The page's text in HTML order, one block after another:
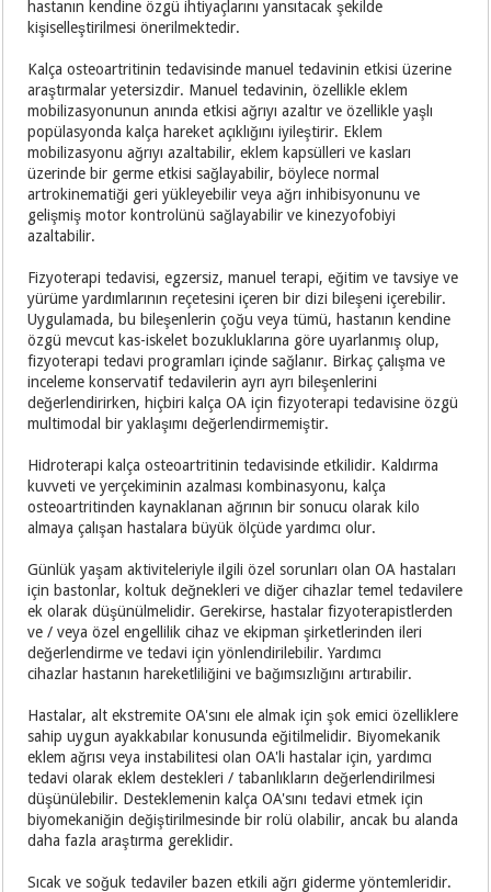
hastanın kendine özgü ihtiyaçlarını yansıtacak şekilde
kişiselleştirilmesi önerilmektedir.
Kalça osteoartritinin tedavisinde manuel tedavinin etkisi üzerine
araştırmalar yetersizdir. Manuel tedavinin, özellikle eklem
mobilizasyonunun anında etkisi ağrıyı azaltır ve özellikle yaşlı
popülasyonda kalça hareket açıklığını iyileştirir. Eklem
mobilizasyonu ağrıyı azaltabilir, eklem kapsülleri ve kasları
üzerinde bir germe etkisi sağlayabilir, böylece normal
artrokinematiği geri yükleyebilir veya ağrı inhibisyonunu ve
gelişmiş motor kontrolünü sağlayabilir ve kinezyofobiyi
azaltabilir.
Fizyoterapi tedavisi, egzersiz, manuel terapi, eğitim ve tavsiye ve
yürüme yardımlarının reçetesini içeren bir dizi bileşeni içerebilir.
Uygulamada, bu bileşenlerin çoğu veya tümü, hastanın kendine
özgü mevcut kas-iskelet bozukluklarına göre uyarlanmış olup,
fizyoterapi tedavi programları içinde sağlanır. Birkaç çalışma ve
inceleme konservatif tedavilerin ayrı ayrı bileşenlerini
değerlendirirken, hiçbiri kalça OA için fizyoterapi tedavisine özgü
multimodal bir yaklaşımı değerlendirmemiştir.
Hidroterapi kalça osteoartritinin tedavisinde etkilidir. Kaldırma
kuvveti ve yerçekiminin azalması kombinasyonu, kalça
osteoartritinden kaynaklanan ağrının bir sonucu olarak kilo
almaya çalışan hastalara büyük ölçüde yardımcı olur.
Günlük yaşam aktiviteleriyle ilgili özel sorunları olan OA hastaları
için bastonlar, koltuk değnekleri ve diğer cihazlar temel tedavilere
ek olarak düşünülmelidir. Gerekirse, hastalar fizyoterapistlerden
ve / veya özel engellilik cihaz ve ekipman şirketlerinden ileri
değerlendirme ve tedavi için yönlendirilebilir. Yardımcı
cihazlar hastanın hareketliliğini ve bağımsızlığını artırabilir.
Hastalar, alt ekstremite OA'sını ele almak için şok emici özelliklere
sahip uygun ayakkabılar konusunda eğitilmelidir. Biyomekanik
eklem ağrısı veya instabilitesi olan OA'li hastalar için, yardımcı
tedavi olarak eklem destekleri / tabanlıkların değerlendirilmesi
düşünülebilir. Desteklemenin kalça OA'sını tedavi etmek için
biyomekaniğin değiştirilmesinde bir rolü olabilir, ancak bu alanda
daha fazla araştırma gereklidir.
Sıcak ve soğuk tedaviler bazen etkili ağrı giderme yöntemleridir.